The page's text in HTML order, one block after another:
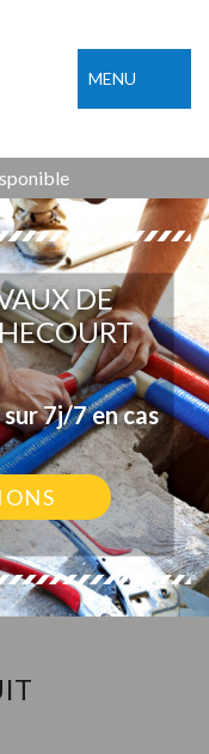
MENU
DE
7j/7 en cas